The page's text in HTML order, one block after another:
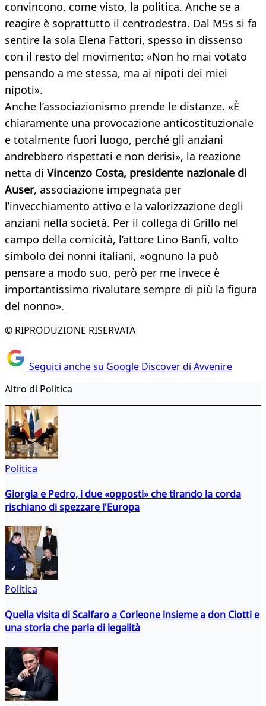
convincono, come visto, la politica. Anche se a
reagire è soprattutto il centrodestra. Dal M5s si fa
sentire la sola Elena Fattori, spesso in dissenso
con il resto del movimento: «Non ho mai votato
pensando a me stessa, ma ai nipoti dei miei
nipoti».
Anche l’associazionismo prende le distanze. «È
chiaramente una provocazione anticostituzionale
e totalmente fuori luogo, perché gli anziani
andrebbero rispettati e non derisi», la reazione
netta di Vincenzo Costa, presidente nazionale di
Auser, associazione impegnata per
l’invecchiamento attivo e la valorizzazione degli
anziani nella società. Per il collega di Grillo nel
campo della comicità, l’attore Lino Banfi, volto
simbolo dei nonni italiani, «ognuno la può
pensare a modo suo, però per me invece è
importantissimo rivalutare sempre di più la figura
del nonno».
© RIPRODUZIONE RISERVATA
Seguici anche su Google Discover di Avvenire
Altro di Politica
Politica
Giorgia e Pedro, i due «opposti» che tirando la corda
rischiano di spezzare l'Europa
Politica
Quella visita di Scalfaro a Corleone insieme a don Ciotti e
una storia che parla di legalità